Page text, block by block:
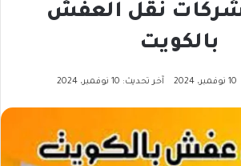
نقل العفش
بالكويت
10 نوفمبر، 2024 آخر تحديث: 10 نوفمبر، 2024